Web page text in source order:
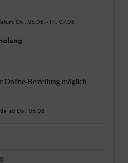
Do., 06.08. - Fr., 07.08.
Online-Bestellung möglich
ab Do., 06.08.